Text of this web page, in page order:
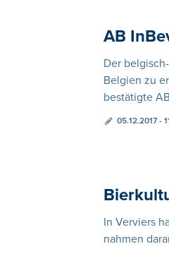
AB
Der
Belgien zu
bestätigte
05.12.2017 -
In Verviers
nahmen